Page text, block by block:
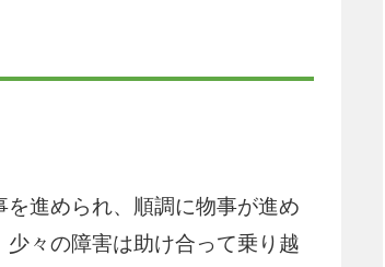
進められ、順調に物事が進め
々の障害は助け合って乗り越